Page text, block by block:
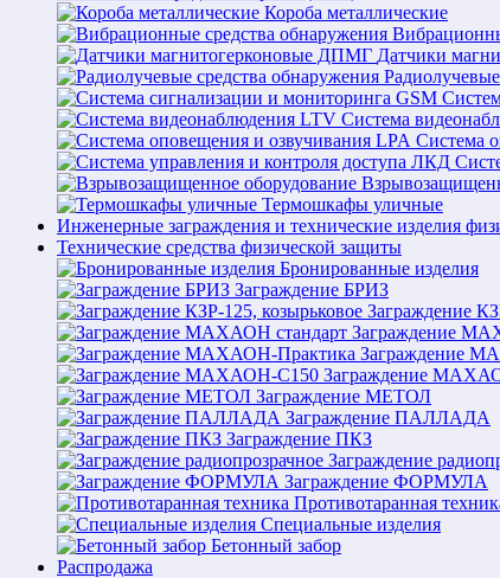
Короба металлические
Датчики
Система
Система
Термошкафы уличные
Инженерные заграждения и технические изделия
Технические средства физической защиты
Бронированные изделия
Заграждение БРИЗ
Заграждение
Заграждение
Заграждение
Заграждение
Заграждение МЕТОЛ
Заграждение ПАЛЛАДА
Заграждение ПКЗ
Заграждение
Заграждение ФОРМУЛА
Противотаранная
Специальные изделия
Бетонный забор
Распродажа